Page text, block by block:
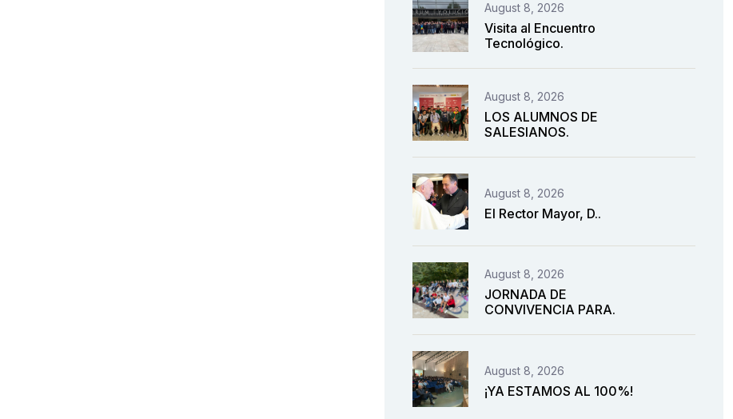
August 8, 2026
Visita al Encuentro
Tecnológico.
August 8, 2026
LOS ALUMNOS DE
SALESIANOS.
August 8, 2026
El Rector Mayor, D..
August 8, 2026
JORNADA DE
CONVIVENCIA PARA.
August 8, 2026
¡YA ESTAMOS AL 100%!